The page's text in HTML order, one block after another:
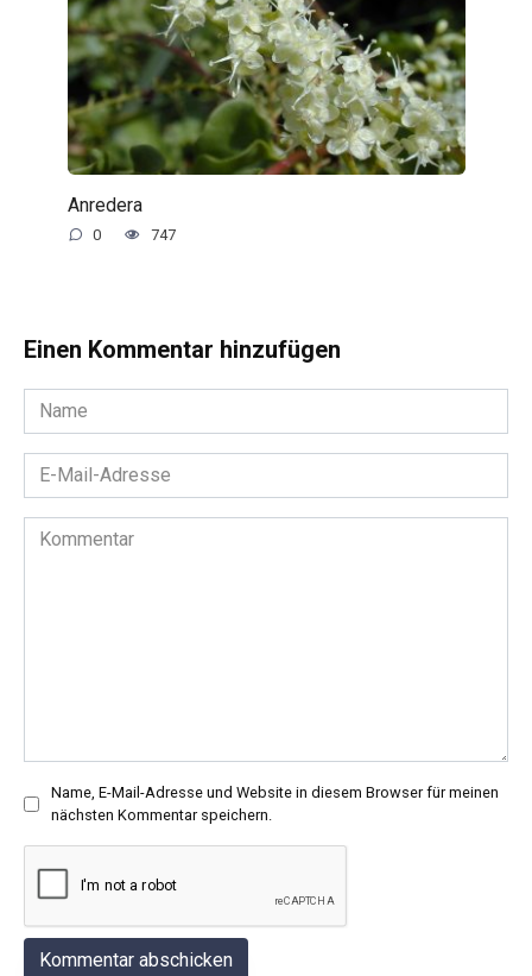
Anredera
0 747
Einen Kommentar hinzufügen
Name
*
Mail-
Adresse
Kommentar
Name, E-Mail-Adresse und Website in diesem Browser für meinen
nächsten Kommentar speichern.